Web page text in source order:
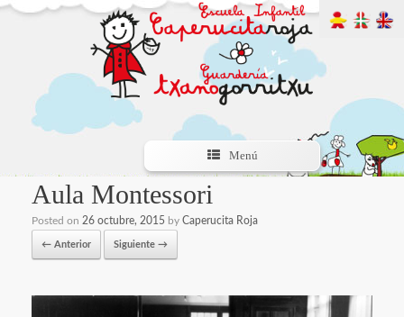
Menú
Aula Montessori
Posted on 26 octubre, 2015 by Caperucita Roja
← Anterior Siguiente →